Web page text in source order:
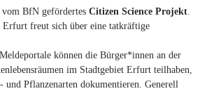
BfN gefördertes Citizen Science Projekt.
Erfurt freut sich über eine tatkräftige
können die Bürger*innen an der
im Stadtgebiet Erfurt teilhaben,
und Pflanzenarten dokumentieren. Generell